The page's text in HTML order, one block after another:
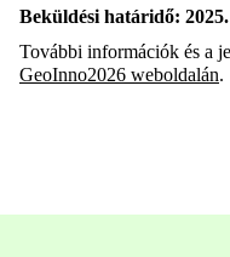
Beküldési határidő:
További információk és a
GeoInno2026 weboldalán.